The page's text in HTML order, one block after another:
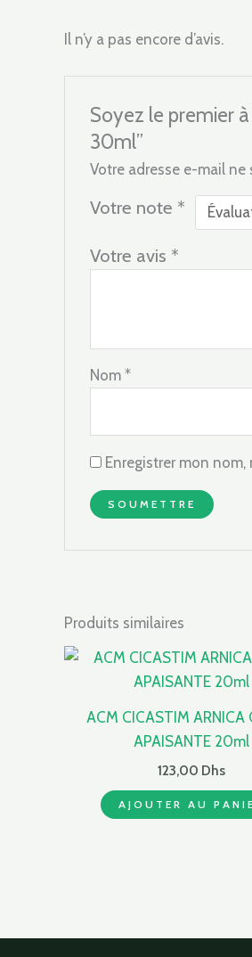
Il n’y a pas encore d’avis.
Soyez le premier à
30ml”
Votre adresse e-mail ne
Votre note *
Votre avis *
Nom*
Enregistrer mon
Produits similaires
ACM CICASTIM ARNICA
APAISANTE 20ml
123,00 Dhs
AJOUTER AU